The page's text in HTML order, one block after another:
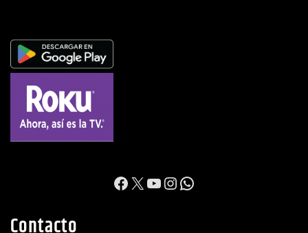
https://
X YouTube
Instagram
WhatsApp
Contacto